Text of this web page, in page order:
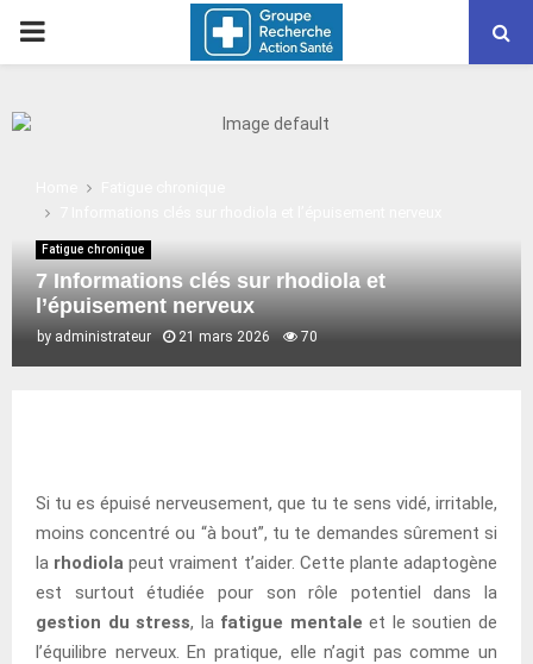
PRIMARY
Fatigue chronique
7 Informations clés sur rhodiola et
l’épuisement nerveux
by administrateur 21 mars 2026 70
Si tu es épuisé nerveusement, que tu te sens vidé, irritable,
moins concentré ou “à bout”, tu te demandes sûrement si
la rhodiola peut vraiment t’aider. Cette plante adaptogène
est surtout étudiée pour son rôle potentiel dans la
gestion du stress, la fatigue mentale et le soutien de
l’équilibre nerveux. En pratique, elle n’agit pas comme un